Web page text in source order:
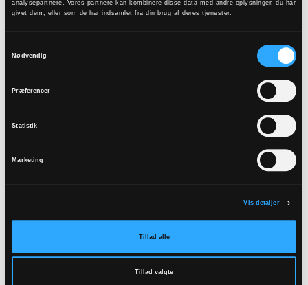
analysepartnere. Vores partnere kan kombinere disse data med andre oplysninger, du har
givet dem, eller som de har indsamlet fra din brug af deres tjenester.
Nødvendig
Præferencer
Statistik
Marketing
Vis detaljer
Tillad alle
Tillad valgte
Træffes ikke om mandagen.
Theresa Lundquist French
Tofthøjvej 37, 9280 Storvorde
tlf@km.dk